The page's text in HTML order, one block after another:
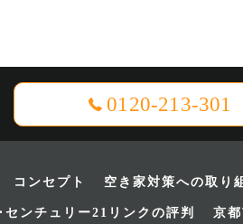
0120-213-301
コンセプト 空き家対策への取り
ンチュリー21リンクの評判 京